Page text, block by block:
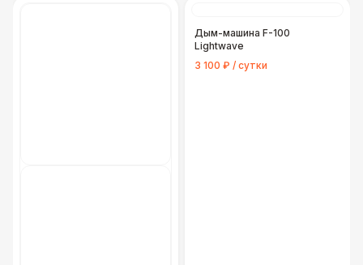
Дым-машина F-100
Lightwave
3 100 ₽ / сутки